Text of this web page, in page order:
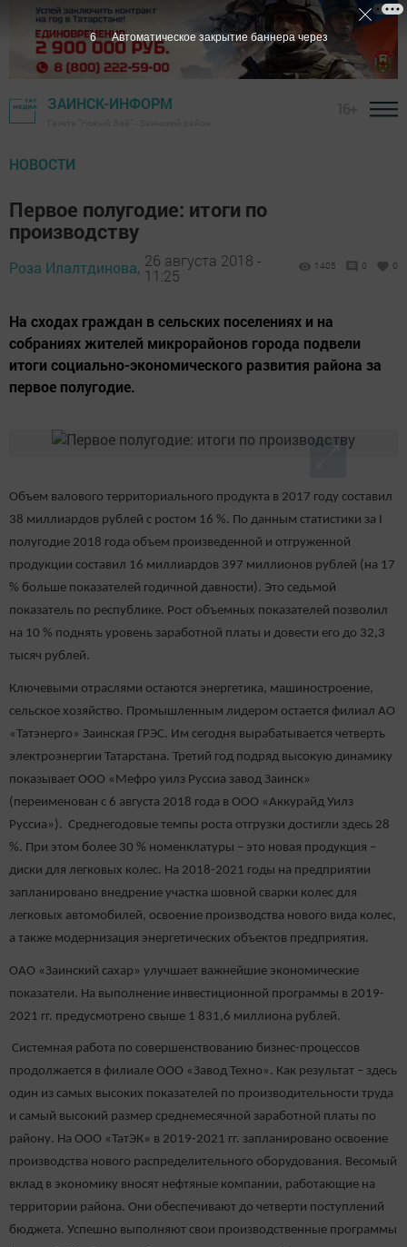
ЗАИНСК-ИНФОРМ
НОВОСТИ
Первое полугодие: итоги по
производству
Роза Илалтдинова, 26 августа 2018 -
11:25
1405 0 0
На сходах граждан в сельских поселениях и на
собраниях жителей микрорайонов города подвели
итоги социально-экономического развития района за
первое полугодие.
Объем валового территориального продукта в 2017 году составил
38 миллиардов рублей с ростом 16 %. По данным статистики за I
полугодие 2018 года объем произведенной и отгруженной
продукции составил 16 миллиардов 397 миллионов рублей (на 17
% больше показателей годичной давности). Это седьмой
показатель по республике. Рост объемных показателей позволил
на 10 % поднять уровень заработной платы и довести его до 32,3
тысяч рублей.
Ключевыми отраслями остаются энергетика, машиностроение,
сельское хозяйство. Промышленным лидером остается филиал АО
«Татэнерго» Заинская ГРЭС. Им сегодня вырабатывается четверть
электроэнергии Татарстана. Третий год подряд высокую динамику
показывает ООО «Мефро уилз Руссиа завод Заинск»
(переименован с 6 августа 2018 года в ООО «Аккурайд Уилз
Руссиа»). Среднегодовые темпы роста отгрузки достигли здесь 28
%. При этом более 30 % номенклатуры – это новая продукция –
диски для легковых колес. На 2018-2021 годы на предприятии
запланировано внедрение участка шовной сварки колес для
легковых автомобилей, освоение производства нового вида колес,
а также модернизация энергетических объектов предприятия.
ОАО «Заинский сахар» улучшает важнейшие экономические
показатели. На выполнение инвестиционной программы в 2019-
2021 гг. предусмотрено свыше 1 831,6 миллиона рублей.
Системная работа по совершенствованию бизнес-процессов
продолжается в филиале ООО «Завод Техно». Как результат – здесь
один из самых высоких показателей по производительности труда
и самый высокий размер среднемесячной заработной платы по
району. На ООО «ТатЭК» в 2019-2021 гг. запланировано освоение
производства нового распределительного оборудования. Весомый
вклад в экономику вносят нефтяные компании, работающие на
территории района. Они обеспечивают до четверти поступлений
бюджета. Успешно выполняют свои производственные программы
4 Автоматическое закрытие баннера через